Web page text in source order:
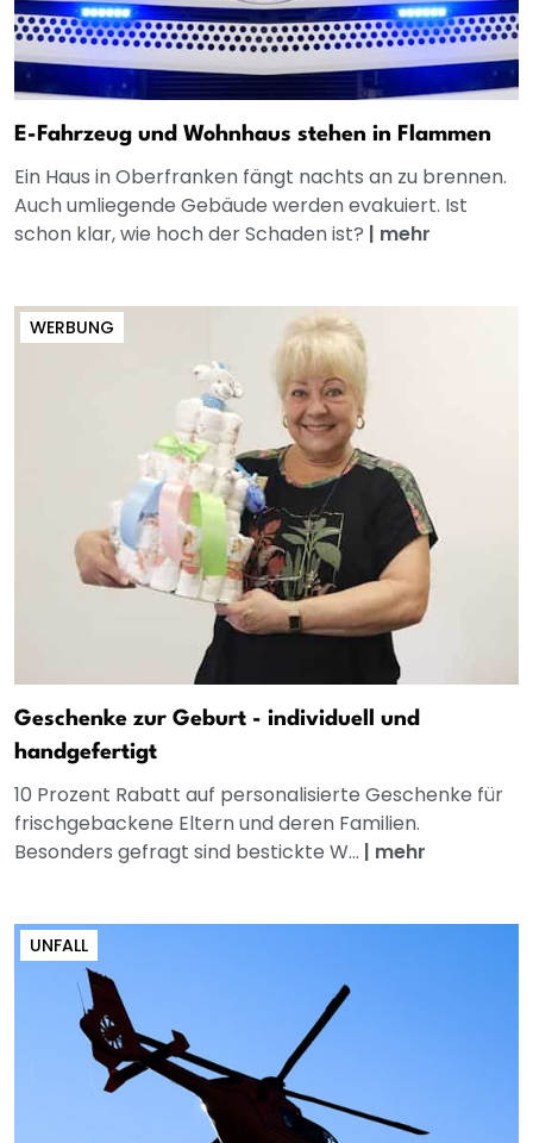
E-Fahrzeug und Wohnhaus stehen in Flammen
Ein Haus in Oberfranken fängt nachts an zu brennen.
Auch umliegende Gebäude werden evakuiert. Ist
schon klar, wie hoch der Schaden ist? | mehr
WERBUNG
Geschenke zur Geburt - individuell und
handgefertigt
10 Prozent Rabatt auf personalisierte Geschenke für
frischgebackene Eltern und deren Familien.
Besonders gefragt sind bestickte W... | mehr
UNFALL